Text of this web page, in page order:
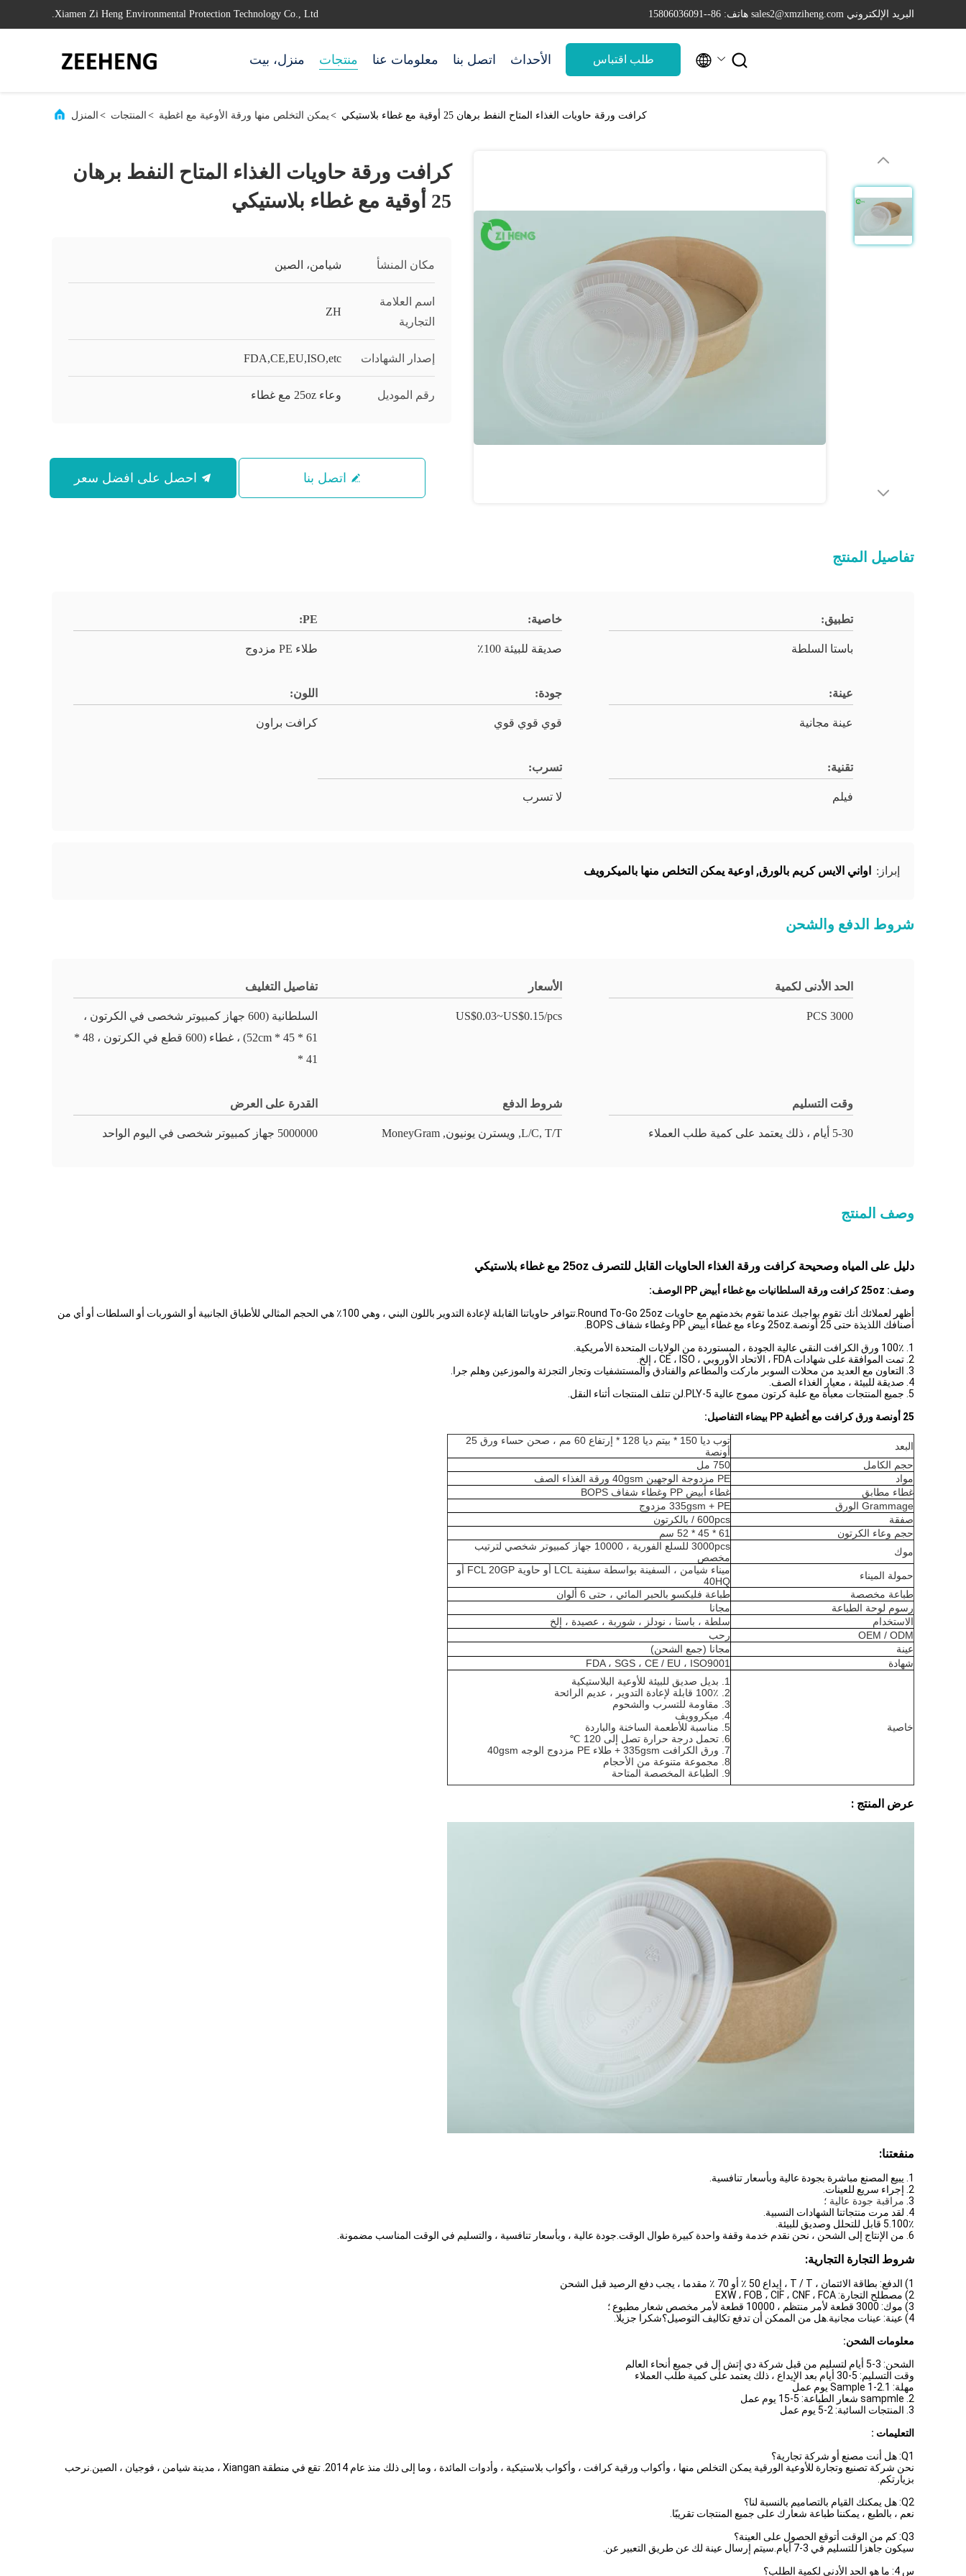
Xiamen Zi Heng Environmental Protection Technology Co., Ltd. البريد الإلكتروني sales2@xmziheng.com هاتف: 86--15806036091
منزل، بيت منتجات معلومات عنا اتصل بنا الأحداث طلب اقتباس  
المنزل > المنتجات > يمكن التخلص منها ورقة الأوعية مع اغطية > كرافت ورقة حاويات الغذاء المتاح النفط برهان 25 أوقية مع غطاء بلاستيكي
كرافت ورقة حاويات الغذاء المتاح النفط برهان
25 أوقية مع غطاء بلاستيكي
مكان المنشأ شيامن، الصين
اسم العلامة
التجارية
ZH
إصدار الشهادات FDA,CE,EU,ISO,etc
رقم الموديل وعاء 25oz مع غطاء
اتصل بنا
تفاصيل المنتج
تطبيق:
باستا السلطة
خاصية:
صديقة للبيئة 100٪
PE:
طلاء PE مزدوج
عينة:
عينة مجانية
جودة:
قوي قوي قوي
اللون:
كرافت براون
تقنية:
فيلم
تسرب:
لا تسرب
إبراز: اواني الايس كريم بالورق, اوعية يمكن التخلص منها بالميكرويف
شروط الدفع والشحن
الحد الأدنى لكمية
3000 PCS
الأسعار
US$0.03~US$0.15/pcs
تفاصيل التغليف
السلطانية (600 جهاز كمبيوتر شخصى في الكرتون ،
61 * 45 * 52cm) ، غطاء (600 قطع في الكرتون ، 48 *
41 *
وقت التسليم
5-30 أيام ، ذلك يعتمد على كمية طلب العملاء
شروط الدفع
L/C, T/T, ويسترن يونيون, MoneyGram
القدرة على العرض
5000000 جهاز كمبيوتر شخصى في اليوم الواحد
وصف المنتج
دليل على المياه وصحيحة كرافت ورقة الغذاء الحاويات القابل للتصرف 25oz مع غطاء بلاستيكي
وصف: 25oz كرافت ورقة السلطانيات مع غطاء أبيض PP الوصف:
أظهر لعملائك أنك تقوم بواجبك عندما تقوم بخدمتهم مع حاويات Round To-Go 25oz.تتوافر حاوياتنا القابلة لإعادة التدوير باللون البني ، وهي 100٪ هي الحجم المثالي للأطباق الجانبية أو الشوربات أو السلطات أو أي من
أصنافك اللذيذة حتى 25 أونصة.25oz وعاء مع غطاء أبيض PP وغطاء شفاف BOPS.
1. 100٪ ورق الكرافت النقي عالية الجودة ، المستوردة من الولايات المتحدة الأمريكية.
2. تمت الموافقة على شهادات FDA ، الاتحاد الأوروبي ، CE ، ISO ، إلخ.
3. التعاون مع العديد من محلات السوبر ماركت والمطاعم والفنادق والمستشفيات وتجار التجزئة والموزعين وهلم جرا.
4. صديقة للبيئة ، معيار الغذاء الصف.
5. جميع المنتجات معبأة مع علبة كرتون مموج عالية 5-PLY.لن تتلف المنتجات أثناء النقل.
25 أونصة ورق كرافت مع أغطية PP بيضاء التفاصيل:
البعد
توب ديا 150 * بيتم ديا 128 * إرتفاع 60 مم ، صحن حساء ورق 25
أونصة
حجم الكامل
750 مل
مواد
PE مزدوجة الوجهين 40gsm ورقة الغذاء الصف
غطاء مطابق
غطاء أبيض PP وغطاء شفاف BOPS
Grammage الورق
335gsm + PE مزدوج
صفقة
600pcs / بالكرتون
حجم وعاء الكرتون
61 * 45 * 52 سم
موك
3000pcs للسلع الفورية ، 10000 جهاز كمبيوتر شخصي لترتيب
مخصص
حمولة الميناء
ميناء شيامن ، السفينة بواسطة سفينة LCL أو حاوية FCL 20GP أو
40HQ
طباعة مخصصة
طباعة فليكسو بالحبر المائي ، حتى 6 ألوان
رسوم لوحة الطباعة
مجانا
الاستخدام
سلطة ، باستا ، نودلز ، شوربة ، عصيدة ، إلخ
OEM / ODM
رحب
عينة
مجانا (جمع الشحن)
شهادة
FDA ، SGS ، CE / EU ، ISO9001
خاصية
1. بديل صديق للبيئة للأوعية البلاستيكية
2. 100٪ قابلة لإعادة التدوير ، عديم الرائحة
3. مقاومة للتسرب والشحوم
4. ميكروويف
5. مناسبة للأطعمة الساخنة والباردة
6. تحمل درجة حرارة تصل إلى 120 ℃
7. ورق الكرافت 335gsm + طلاء PE مزدوج الوجه 40gsm
8. مجموعة متنوعة من الأحجام
9. الطباعة المخصصة المتاحة
عرض المنتج :
منفعتنا:
1. يبيع المصنع مباشرة بجودة عالية وبأسعار تنافسية.
2. إجراء سريع للعينات.
3. مراقبة جودة عالية ؛
4. لقد مرت منتجاتنا الشهادات النسبية.
5.100٪ قابل للتحلل وصديق للبيئة.
6. من الإنتاج إلى الشحن ، نحن نقدم خدمة وقفة واحدة كبيرة طوال الوقت.جودة عالية ، وبأسعار تنافسية ، والتسليم في الوقت المناسب مضمونة.
شروط التجارة التجارية:
1) الدفع: بطاقة الائتمان ، T / T ، إيداع 50 ٪ أو 70 ٪ مقدما ، يجب دفع الرصيد قبل الشحن
2) مصطلح التجارة: EXW ، FOB ، CIF ، CNF ، FCA
3) موك: 3000 قطعة لأمر منتظم ، 10000 قطعة لأمر مخصص شعار مطبوع ؛
4) عينة: عينات مجانية.هل من الممكن أن تدفع تكاليف التوصيل؟شكرا جزيلا.
معلومات الشحن:
الشحن: 3-5 أيام لتسليم من قبل شركة دي إتش إل في جميع أنحاء العالم
وقت التسليم: 5-30 أيام بعد الإيداع ، ذلك يعتمد على كمية طلب العملاء
مهلة: 1.Sample 1-2 يوم عمل
2. sampmle شعار الطباعة: 5-15 يوم عمل
3. المنتجات السائبة: 2-5 يوم عمل
التعليمات :
Q1: هل أنت مصنع أو شركة تجارية؟
نحن شركة تصنيع وتجارة للأوعية الورقية يمكن التخلص منها ، وأكواب ورقية كرافت ، وأكواب بلاستيكية ، وأدوات المائدة ، وما إلى ذلك منذ عام 2014. تقع في منطقة Xiangan ، مدينة شيامن ، فوجيان ، الصين.نرحب
بزيارتكم.
Q2: هل يمكنك القيام بالتصاميم بالنسبة لنا؟
نعم ، بالطبع ، يمكننا طباعة شعارك على جميع المنتجات تقريبًا.
Q3: كم من الوقت أتوقع الحصول على العينة؟
سيكون جاهزا للتسليم في 3-7 أيام.سيتم إرسال عينة لك عن طريق التعبير عن.
س 4: ما هو الحد الأدنى لكمية الطلب؟